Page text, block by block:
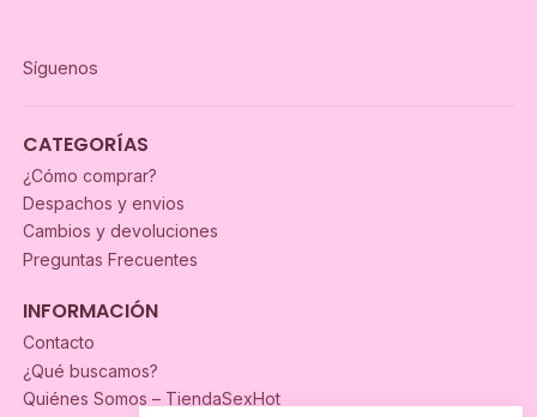
Síguenos
CATEGORÍAS
¿Cómo comprar?
Despachos y envios
Cambios y devoluciones
Preguntas Frecuentes
INFORMACIÓN
Contacto
¿Qué buscamos?
Quiénes Somos – TiendaSexHot